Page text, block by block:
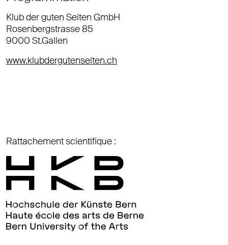
Klub der guten Seiten GmbH
Rosenbergstrasse 85
9000 St.Gallen
www.klubdergutenseiten.ch
Rattachement scientifique :